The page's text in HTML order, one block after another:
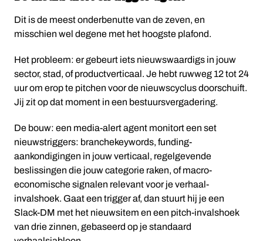
Dit is de meest onderbenutte van de zeven, en
misschien wel degene met het hoogste plafond.
Het probleem: er gebeurt iets nieuwswaardigs in jouw
sector, stad, of productverticaal. Je hebt ruwweg 12 tot 24
uur om erop te pitchen voor de nieuwscyclus doorschuift.
Jij zit op dat moment in een bestuursvergadering.
De bouw: een media-alert agent monitort een set
nieuwstriggers: branchekeywords, funding-
aankondigingen in jouw verticaal, regelgevende
beslissingen die jouw categorie raken, of macro-
economische signalen relevant voor je verhaal-
invalshoek. Gaat een trigger af, dan stuurt hij je een
Slack-DM met het nieuwsitem en een pitch-invalshoek
van drie zinnen, gebaseerd op je standaard